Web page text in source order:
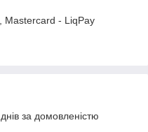
Mastercard - LiqPay
за домовленістю